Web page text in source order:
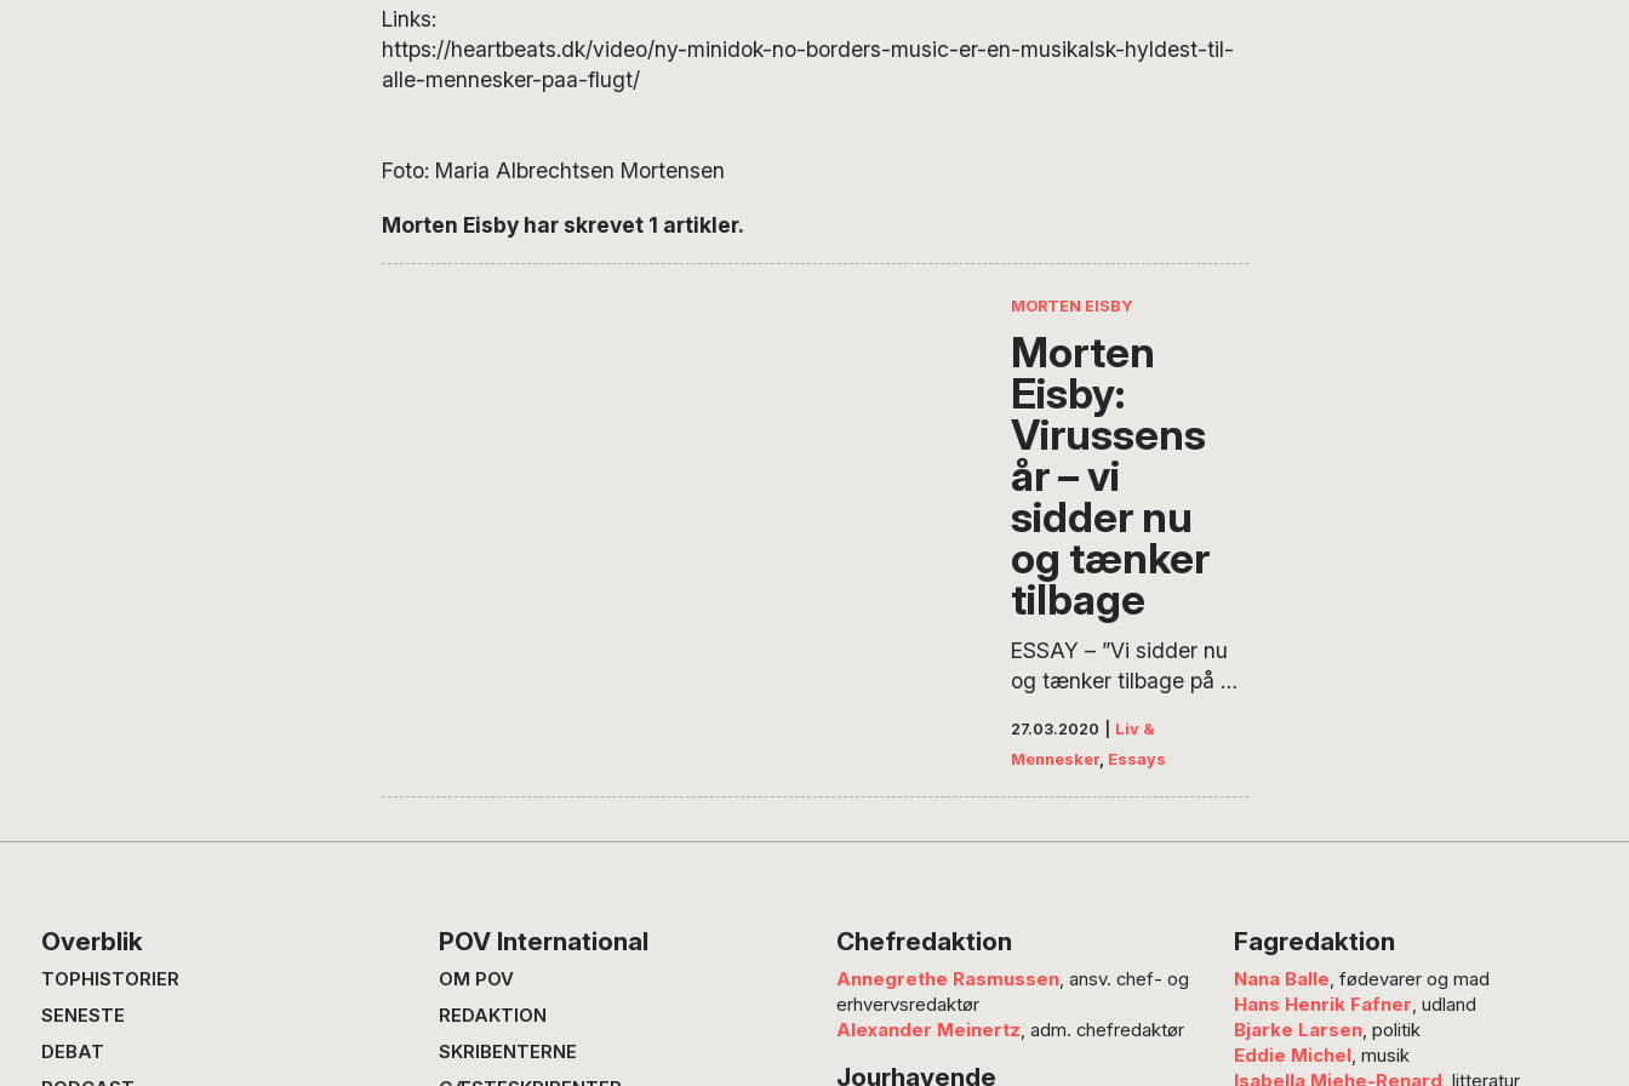
Links:
https://heartbeats.dk/video/ny-minidok-no-borders-music-er-en-musikalsk-hyldest-til-
alle-mennesker-paa-flugt/
Foto: Maria Albrechtsen Mortensen
Morten Eisby har skrevet 1 artikler.
MORTEN EISBY
Morten
Eisby:
Virussens
år – vi
sidder nu
og tænker
tilbage
ESSAY – ”Vi sidder nu
og tænker tilbage på de
hvor menneskeheden
måtte finde sig selv
igen.” Dokumentarist og
coronavirus og
solidaritet og om store
politiske konsekvenser.
27.03.2020
Liv &
Mennesker, Essays
Footer
Overblik
TOPHISTORIER
SENESTE
DEBAT
POV International
OM POV
REDAKTION
SKRIBENTERNE
Chefredaktion
Annegrethe Rasmussen, ansv. chef- og
erhvervsredaktør
Alexander Meinertz, adm. chefredaktør
Jourhavende
Fagredaktion
Nana Balle, fødevarer og mad
Hans Henrik Fafner, udland
Bjarke Larsen, politik
Eddie Michel, musik
Isabella Miehe-Renard , litteratur